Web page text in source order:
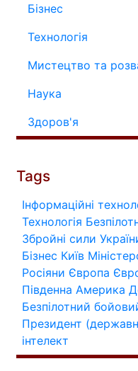
Бізнес
Технологія
Мистецтво та
Наука
Здоров'я
Tags
Інформаційні
Технологія
Збройні сили
Бізнес Київ
Росіяни Європа
Південна Америка
Безпілотний
Президент
інтелект